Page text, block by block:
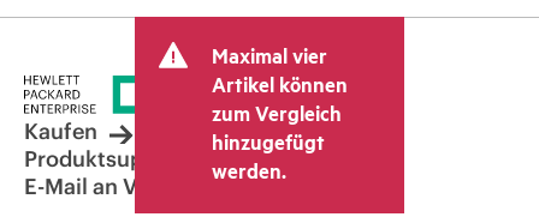
Maximal vier
Artikel können
zum Vergleich
hinzugefügt
werden.
Kaufen
Produktsupport
E-Mail an Vertrieb